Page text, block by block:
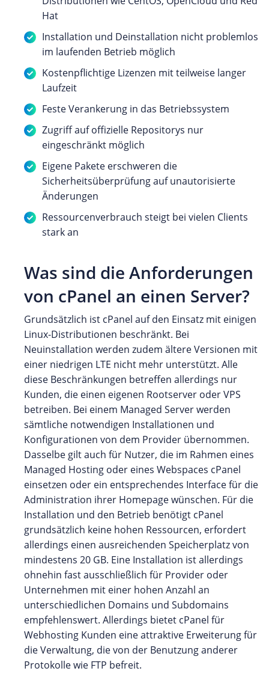
Hat
Installation und Deinstallation nicht problemlos
im laufenden Betrieb möglich
Kostenpflichtige Lizenzen mit teilweise langer
Laufzeit
Feste Verankerung in das Betriebssystem
Zugriff auf offizielle Repositorys nur
eingeschränkt möglich
Eigene Pakete erschweren die
Sicherheitsüberprüfung auf unautorisierte
Änderungen
Ressourcenverbrauch steigt bei vielen Clients
stark an
Was sind die Anforderungen
von cPanel an einen Server?
Grundsätzlich ist cPanel auf den Einsatz mit einigen
Linux-Distributionen beschränkt. Bei
Neuinstallation werden zudem ältere Versionen mit
einer niedrigen LTE nicht mehr unterstützt. Alle
diese Beschränkungen betreffen allerdings nur
Kunden, die einen eigenen Rootserver oder VPS
betreiben. Bei einem Managed Server werden
sämtliche notwendigen Installationen und
Konfigurationen von dem Provider übernommen.
Dasselbe gilt auch für Nutzer, die im Rahmen eines
Managed Hosting oder eines Webspaces cPanel
einsetzen oder ein entsprechendes Interface für die
Administration ihrer Homepage wünschen. Für die
Installation und den Betrieb benötigt cPanel
grundsätzlich keine hohen Ressourcen, erfordert
allerdings einen ausreichenden Speicherplatz von
mindestens 20 GB. Eine Installation ist allerdings
ohnehin fast ausschließlich für Provider oder
Unternehmen mit einer hohen Anzahl an
unterschiedlichen Domains und Subdomains
empfehlenswert. Allerdings bietet cPanel für
Webhosting Kunden eine attraktive Erweiterung für
die Verwaltung, die von der Benutzung anderer
Protokolle wie FTP befreit.